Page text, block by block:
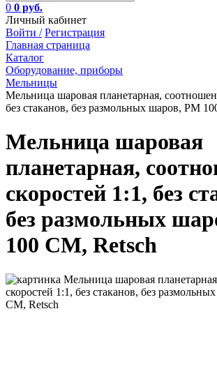
0 0 руб.
Личный кабинет
Войти / Регистрация
Главная страница
Каталог
Оборудование, приборы
Мельницы
Мельница шаровая планетарная,
без стаканов, без размольных шаров, PM
Мельница шаровая
планетарная,
скоростей 1:1, без
без размольных
100 CM, Retsch